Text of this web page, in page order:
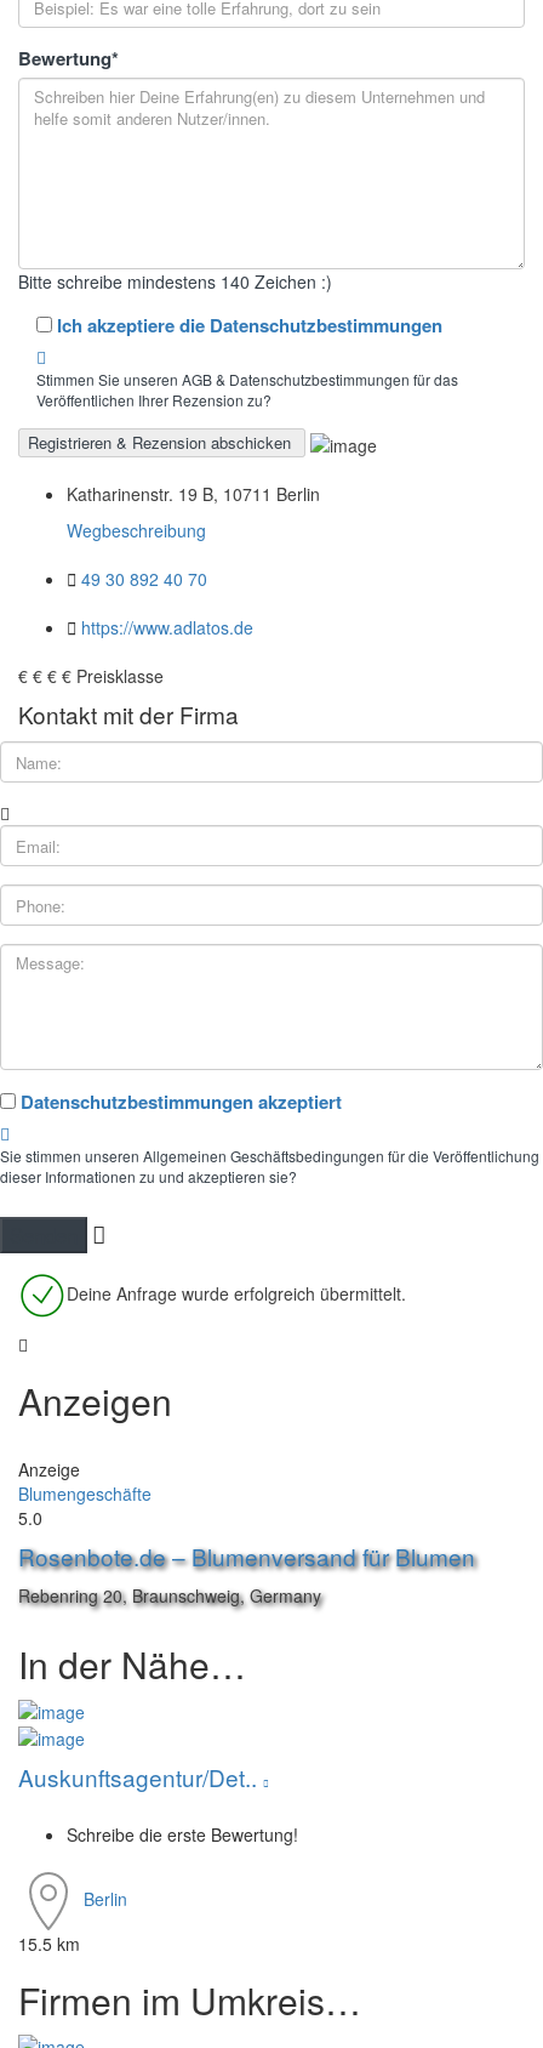
Bewertung*
Bitte schreibe mindestens 140 Zeichen :)
Ich akzeptiere die Datenschutzbestimmungen
Stimmen Sie unseren AGB & Datenschutzbestimmungen für das
Veröffentlichen Ihrer Rezension zu?
Katharinenstr. 19 B, 10711 Berlin
Wegbeschreibung
49 30 892 40 70
https://www.adlatos.de
€ € € € Preisklasse
Kontakt mit der Firma
Datenschutzbestimmungen akzeptiert
Sie stimmen unseren Allgemeinen Geschäftsbedingungen für die Veröffentlichung
dieser Informationen zu und akzeptieren sie?
Deine Anfrage wurde erfolgreich übermittelt.
Anzeigen
Anzeige
Blumengeschäfte
5.0
Rosenbote.de – Blumenversand für Blumen
Rebenring 20, Braunschweig, Germany
In der Nähe…
Auskunftsagentur/Det..
Schreibe die erste Bewertung!
Berlin
15.5 km
Firmen im Umkreis…